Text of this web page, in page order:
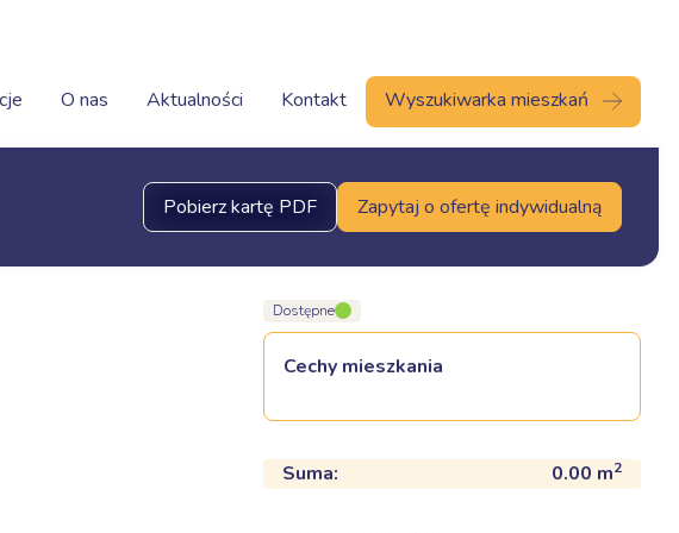
O nas Aktualności Kontakt Wyszukiwarka mieszkań
Pobierz kartę PDF Zapytaj o ofertę indywidualną
Dostępne
Cechy mieszkania
Suma: 0.00 m2